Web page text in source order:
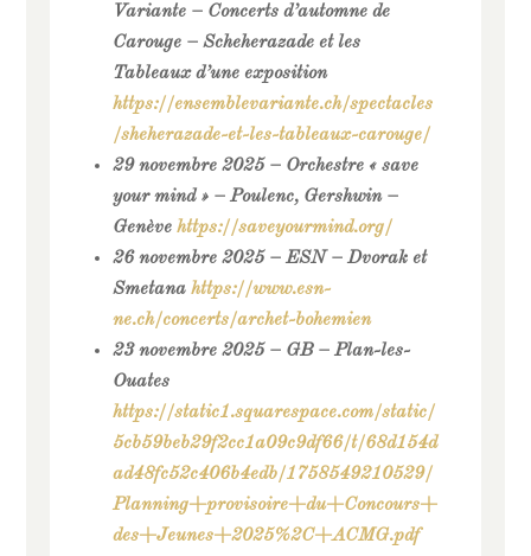
Variante – Concerts d’automne de
Carouge – Scheherazade et les
Tableaux d’une exposition
https://ensemblevariante.ch/spectacles
/sheherazade-et-les-tableaux-carouge/
29 novembre 2025 – Orchestre « save
your mind » – Poulenc, Gershwin –
Genève https://saveyourmind.org/
26 novembre 2025 – ESN – Dvorak et
Smetana https://www.esn-
ne.ch/concerts/archet-bohemien
23 novembre 2025 – GB – Plan-les-
Ouates
https://static1.squarespace.com/static/
5cb59beb29f2cc1a09c9df66/t/68d154d
ad48fc52c406b4edb/1758549210529/
Planning+provisoire+du+Concours+
des+Jeunes+2025%2C+ACMG.pdf